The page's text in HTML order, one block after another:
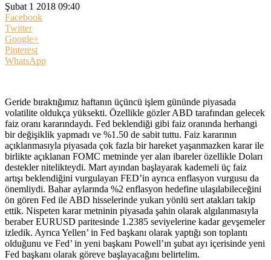
Şubat 1 2018 09:40
Facebook
Twitter
Google+
Pinterest
WhatsApp
Geride bıraktığımız haftanın üçüncü işlem gününde piyasada
volatilite oldukça yüksekti. Özellikle gözler ABD tarafından gelecek
faiz oranı kararındaydı. Fed beklendiği gibi faiz oranında herhangi
bir değişiklik yapmadı ve %1.50 de sabit tuttu. Faiz kararının
açıklanmasıyla piyasada çok fazla bir hareket yaşanmazken karar ile
birlikte açıklanan FOMC metninde yer alan ibareler özellikle Doları
destekler nitelikteydi. Mart ayından başlayarak kademeli üç faiz
artışı beklendiğini vurgulayan FED’in ayrıca enflasyon vurgusu da
önemliydi. Bahar aylarında %2 enflasyon hedefine ulaşılabileceğini
ön gören Fed ile ABD hisselerinde yukarı yönlü sert atakları takip
ettik. Nispeten karar metninin piyasada şahin olarak algılanmasıyla
beraber EURUSD paritesinde 1.2385 seviyelerine kadar gevşemeler
izledik. Ayrıca Yellen’ in Fed başkanı olarak yaptığı son toplantı
olduğunu ve Fed’ in yeni başkanı Powell’ın şubat ayı içerisinde yeni
Fed başkanı olarak göreve başlayacağını belirtelim.